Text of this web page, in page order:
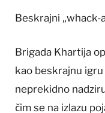
Beskrajni „whack-
Brigada Khartija
kao beskrajnu
neprekidno
čim se na izlazu